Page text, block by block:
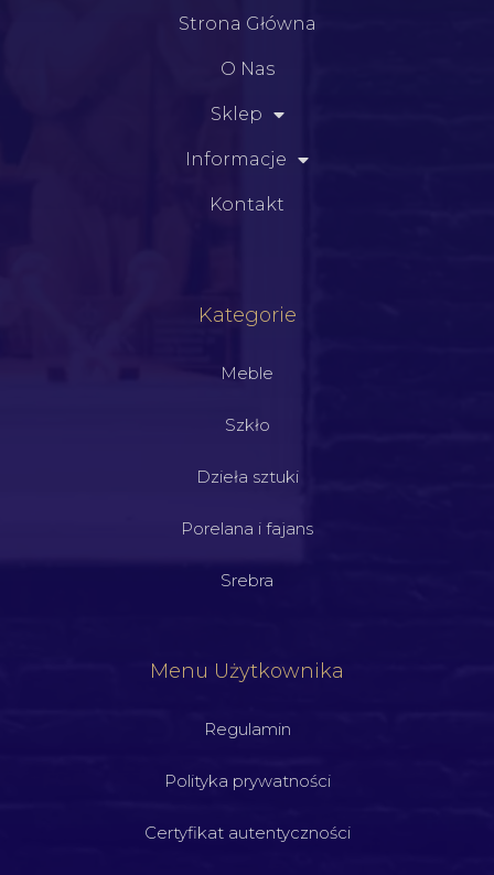
Strona Główna
O Nas
Sklep
Informacje
Kontakt
Kategorie
Meble
Szkło
Dzieła sztuki
Porelana i fajans
Srebra
Menu Użytkownika
Regulamin
Polityka prywatności
Certyfikat autentyczności